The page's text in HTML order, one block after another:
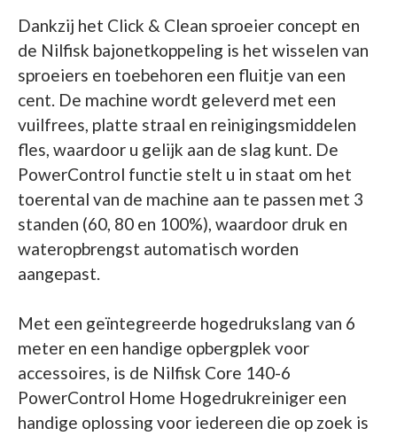
Dankzij het Click & Clean sproeier concept en
de Nilfisk bajonetkoppeling is het wisselen van
sproeiers en toebehoren een fluitje van een
cent. De machine wordt geleverd met een
vuilfrees, platte straal en reinigingsmiddelen
fles, waardoor u gelijk aan de slag kunt. De
PowerControl functie stelt u in staat om het
toerental van de machine aan te passen met 3
standen (60, 80 en 100%), waardoor druk en
wateropbrengst automatisch worden
aangepast.
Met een geïntegreerde hogedrukslang van 6
meter en een handige opbergplek voor
accessoires, is de Nilfisk Core 140-6
PowerControl Home Hogedrukreiniger een
handige oplossing voor iedereen die op zoek is